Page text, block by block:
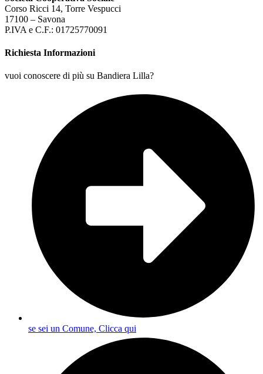
Corso Ricci 14, Torre Vespucci
17100 – Savona
P.IVA e C.F.: 01725770091
Richiesta Informazioni
vuoi conoscere di più su Bandiera Lilla?
se sei un Comune, Clicca qui